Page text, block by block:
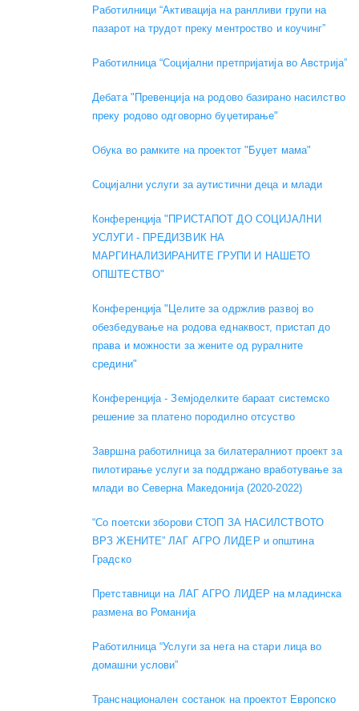
Работилници “Активација на ранлливи групи на
пазарот на трудот преку ментроство и коучинг”
Работилница “Социјални претпријатија во Австрија”
Дебата "Превенција на родово базирано насилство
преку родово одговорно буџетирање"
Обука во рамките на проектот "Буџет мама"
Социјални услуги за аутистични деца и млади
Конференција "ПРИСТАПОТ ДО СОЦИЈАЛНИ
УСЛУГИ - ПРЕДИЗВИК НА
МАРГИНАЛИЗИРАНИТЕ ГРУПИ И НАШЕТО
ОПШТЕСТВО"
Конференција "Целите за одржлив развој во
обезбедување на родова еднаквост, пристап до
права и можности за жените од руралните
средини"
Конференција - Земјоделките бараат системско
решение за платено породилно отсуство
Завршна работилница за билатералниот проект за
пилотирање услуги за поддржано вработување за
млади во Северна Македонија (2020-2022)
“Со поетски зборови СТОП ЗА НАСИЛСТВОТО
ВРЗ ЖЕНИТЕ” ЛАГ АГРО ЛИДЕР и општина
Градско
Претставници на ЛАГ АГРО ЛИДЕР на младинска
размена во Романија
Работилница “Услуги за нега на стари лица во
домашни услови”
Транснационален состанок на проектот Европско